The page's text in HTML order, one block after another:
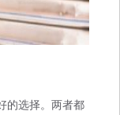
的选择。两者都